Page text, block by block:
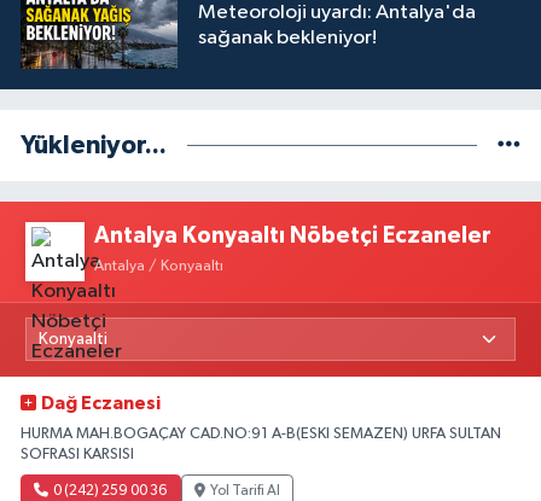
Meteoroloji uyardı: Antalya'da
sağanak bekleniyor!
Yükleniyor...
Antalya Konyaaltı Nöbetçi Eczaneler
Antalya / Konyaaltı
Dağ Eczanesi
HURMA MAH.BOGAÇAY CAD.NO:91 A-B(ESKI SEMAZEN) URFA SULTAN
SOFRASI KARSISI
0 (242) 259 00 36 Yol Tarifi Al